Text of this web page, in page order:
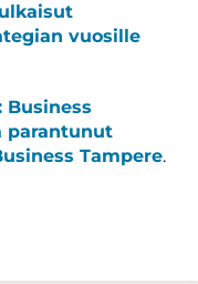
vuosille
parantunut
Tampere.